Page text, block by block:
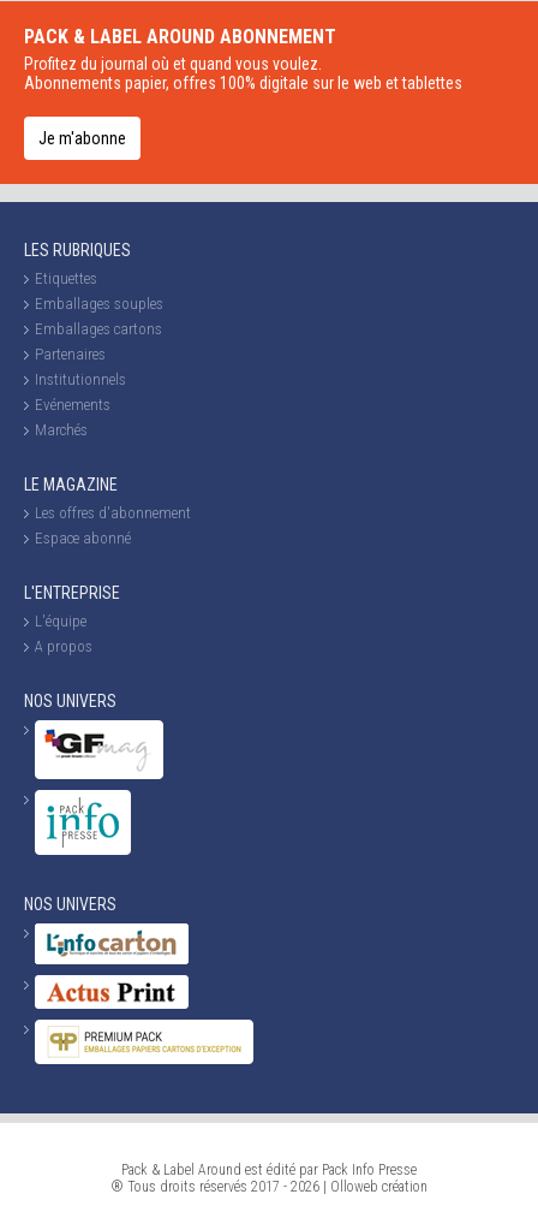
PACK & LABEL AROUND ABONNEMENT
Profitez du journal où et quand vous voulez.
Abonnements papier, offres 100% digitale sur le web et tablettes
Je m'abonne
LES RUBRIQUES
Etiquettes
Emballages souples
Emballages cartons
Partenaires
Institutionnels
Evénements
Marchés
LE MAGAZINE
Les offres d'abonnement
Espace abonné
L'ENTREPRISE
L'équipe
A propos
NOS UNIVERS
NOS UNIVERS
Pack & Label Around est édité par Pack Info Presse
® Tous droits réservés 2017 - 2026 |
Olloweb création